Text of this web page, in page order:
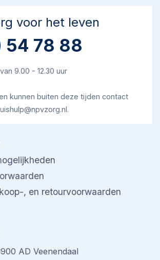
voor het leven
54 78 88
9.00 - 12.30 uur
kunnen buiten deze tijden contact
, en retourvoorwaarden
AD Veenendaal